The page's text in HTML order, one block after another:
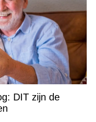
DIT zijn de